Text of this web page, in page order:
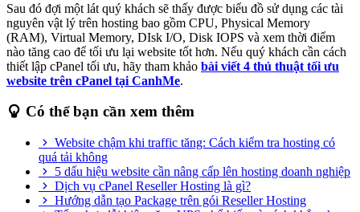
Sau đó đợi một lát quý khách sẽ thấy được biểu đồ sử dụng các tài
nguyên vật lý trên hosting bao gồm CPU, Physical Memory
(RAM), Virtual Memory, DIsk I/O, Disk IOPS và xem thời điểm
nào tăng cao để tối ưu lại website tốt hơn. Nếu quý khách cần cách
thiết lập cPanel tối ưu, hãy tham khảo bài viết 4 thủ thuật tối ưu
website trên cPanel tại CanhMe.
Có thể bạn cần xem thêm
Website chậm khi traffic tăng: Cách kiểm tra hosting có
quá tải không
5 dấu hiệu website cần nâng cấp lên hosting doanh nghiệp
Dịch vụ cPanel Reseller Hosting là gì?
Hướng dẫn tạo Package trên gói Reseller Hosting